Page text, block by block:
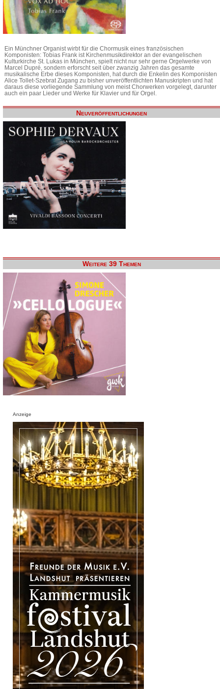
Ein Münchner Organist wirbt für die Chormusik eines französischen
Komponisten: Tobias Frank ist Kirchenmusikdirektor an der evangelischen
Kulturkirche St. Lukas in München, spielt nicht nur sehr gerne Orgelwerke von
Marcel Dupré, sondern erforscht seit über zwanzig Jahren das gesamte
musikalische Erbe dieses Komponisten, hat durch die Enkelin des Komponisten
Alice Tollet-Szebrat Zugang zu bisher unveröffentlichten Manuskripten und hat
daraus diese vorliegende Sammlung von meist Chorwerken vorgelegt, darunter
auch ein paar Lieder und Werke für Klavier und für Orgel.
Neuveröffentlichungen
Weitere 39 Themen
Anzeige